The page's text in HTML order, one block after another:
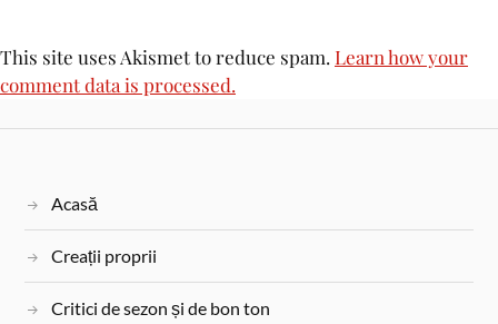
This site uses Akismet to reduce spam. Learn how your
comment data is processed.
Acasă
Creații proprii
Critici de sezon și de bon ton